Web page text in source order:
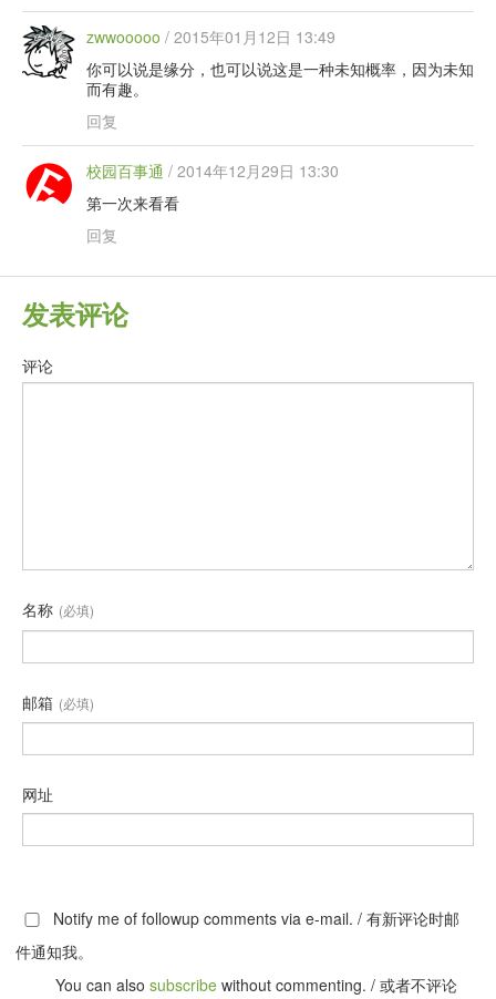
zwwooooo / 2015年01月12日 13:49
你可以说是缘分，也可以说这是一种未知概率，因为未知
而有趣。
回复
校园百事通 / 2014年12月29日 13:30
第一次来看看
回复
发表评论
评论
名称 (必填)
邮箱 (必填)
网址
Notify me of followup comments via e-mail. / 有新评论时邮
件通知我。
You can also subscribe without commenting. / 或者不评论